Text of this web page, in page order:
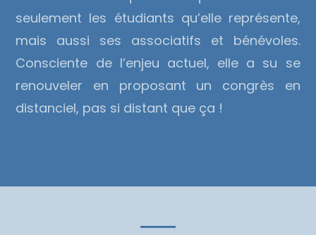
seulement les étudiants qu’elle représente,
mais aussi ses associatifs et bénévoles.
Consciente de l’enjeu actuel, elle a su se
renouveler en proposant un congrès en
distanciel, pas si distant que ça !